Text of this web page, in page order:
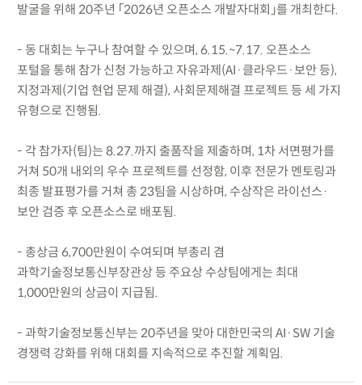
발굴을 위해 20주년 「2026년 오픈소스 개발자대회」를 개최한다.
- 동 대회는 누구나 참여할 수 있으며, 6.15.~7.17. 오픈소스
포털을 통해 참가 신청 가능하고 자유과제(AI·클라우드·보안 등),
지정과제(기업 현업 문제 해결), 사회문제해결 프로젝트 등 세 가지
유형으로 진행됨.
- 각 참가자(팀)는 8.27.까지 출품작을 제출하며, 1차 서면평가를
거쳐 50개 내외의 우수 프로젝트를 선정함, 이후 전문가 멘토링과
최종 발표평가를 거쳐 총 23팀을 시상하며, 수상작은 라이선스·
보안 검증 후 오픈소스로 배포됨.
- 총상금 6,700만원이 수여되며 부총리 겸
과학기술정보통신부장관상 등 주요상 수상팀에게는 최대
1,000만원의 상금이 지급됨.
- 과학기술정보통신부는 20주년을 맞아 대한민국의 AI·SW 기술
경쟁력 강화를 위해 대회를 지속적으로 추진할 계획임.